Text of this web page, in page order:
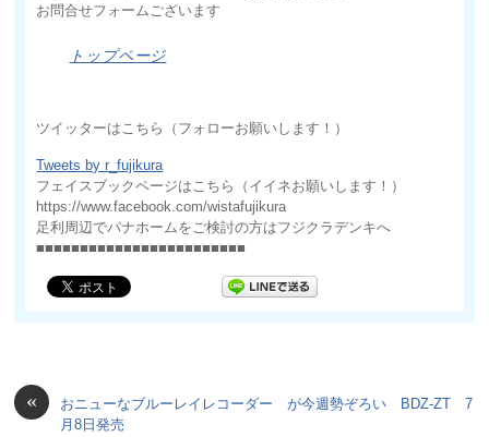
お問合せフォームございます
トップページ
ツイッターはこちら（フォローお願いします！）
Tweets by r_fujikura
フェイスブックページはこちら（イイネお願いします！）
https://www.facebook.com/wistafujikura
足利周辺でパナホームをご検討の方はフジクラデンキへ
■■■■■■■■■■■■■■■■■■■■■■■■
«
おニューなブルーレイレコーダー が今週勢ぞろい BDZ-ZT 7
月8日発売